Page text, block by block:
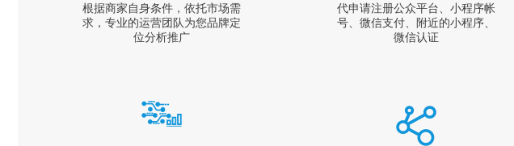
根据商家自身条件，依托市场需
求，专业的运营团队为您品牌定
位分析推广
代申请注册公众平台、小程序帐
号、微信支付、附近的小程序、
微信认证